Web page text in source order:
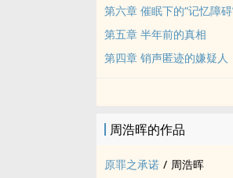
第六章 催眠下的“记忆障碍
第五章 半年前的真相
第四章 销声匿迹的嫌疑人
周浩晖的作品
原罪之承诺 / 周浩晖